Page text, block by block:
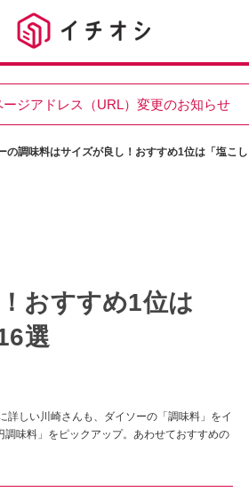
ージアドレス（URL）変更のお知らせ
の調味料はサイズが良し！おすすめ1位は「塩こ
おすすめ1位は
選
しい川崎さんも、ダイソーの「調味料」をイ
味料」をピックアップ。あわせておすすめの